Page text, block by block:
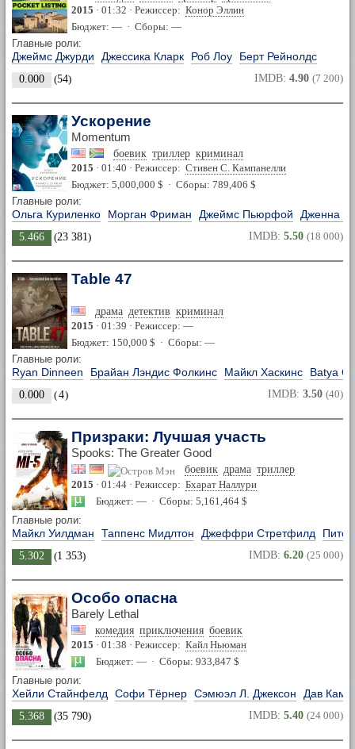
2015 · 01:32 · Режиссер: Конор Эллин
Бюджет: — · Сборы: —
Главные роли:
Джеймс Джурди Джессика Кларк Роб Лоу Берт Рейнолдс
0.000 (54) IMDB: 4.90 (7 200)
Ускорение
Momentum
боевик триллер криминал
2015 · 01:40 · Режиссер: Стивен С. Кампанелли
Бюджет: 5,000,000 $ · Сборы: 789,406 $
Главные роли:
Ольга Куриленко Морган Фриман Джеймс Пьюрфой Дженна
5.466 (23 381) IMDB: 5.50 (18 000)
Table 47
драма детектив криминал
2015 · 01:39 · Режиссер: —
Бюджет: 150,000 $ · Сборы: —
Главные роли:
Ryan Dinneen Брайан Лэндис Фолкинс Майкл Хаскинс Batya
0.000 (4) IMDB: 3.50 (40)
Призраки: Лучшая участь
Spooks: The Greater Good
боевик драма триллер
2015 · 01:44 · Режиссер: Бхарат Наллури
Бюджет: — · Сборы: 5,161,464 $
Главные роли:
Майкл Уилдман Таппенс Мидлтон Джеффри Стретфилд
5.302 (1 353) IMDB: 6.20 (25 000)
Особо опасна
Barely Lethal
комедия приключения боевик
2015 · 01:38 · Режиссер: Кайл Ньюман
Бюджет: — · Сборы: 933,847 $
Главные роли:
Хейли Стайнфелд Софи Тёрнер Сэмюэл Л. Джексон Дав
5.368 (35 790) IMDB: 5.40 (24 000)